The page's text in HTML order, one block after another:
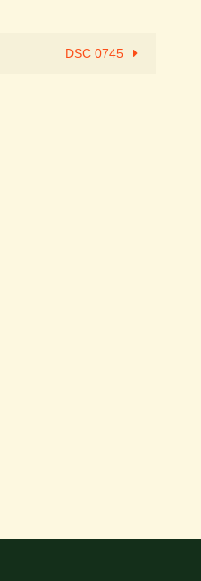
DSC 0745